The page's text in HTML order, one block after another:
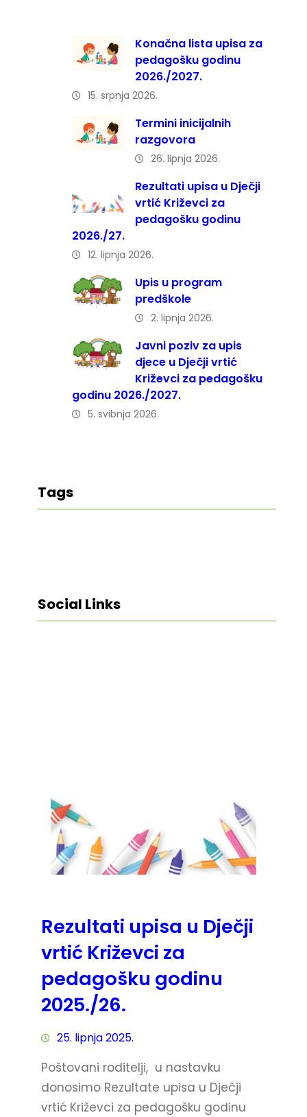
Konačna lista upisa za
pedagošku godinu
2026./2027.
15. srpnja 2026.
Termini inicijalnih
razgovora
26. lipnja 2026.
Rezultati upisa u Dječji
vrtić Križevci za
pedagošku godinu
2026./27.
12. lipnja 2026.
Upis u program
predškole
2. lipnja 2026.
Javni poziv za upis
djece u Dječji vrtić
Križevci za pedagošku
godinu 2026./2027.
5. svibnja 2026.
Tags
Social Links
Rezultati upisa u Dječji
vrtić Križevci za
pedagošku godinu
2025./26.
25. lipnja 2025.
Poštovani roditelji, u nastavku
donosimo Rezultate upisa u Dječji
vrtić Križevci za pedagošku godinu